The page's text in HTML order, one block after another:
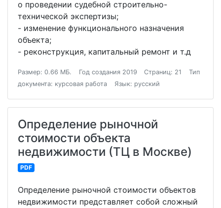
о проведении судебной строительно-
технической экспертизы;
- изменение функционального назначения
объекта;
- реконструкция, капитальный ремонт и т.д
Размер: 0.66 МБ. Год создания 2019 Страниц: 21
Тип
документа: курсовая работа
Язык: русский
Определение рыночной
стоимости объекта
недвижимости (ТЦ в Москве)
PDF
Определение рыночной стоимости объектов
недвижимости представляет собой сложный